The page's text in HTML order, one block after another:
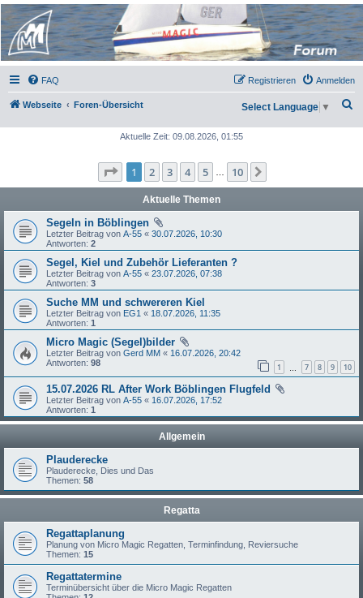
Micro Magic Forum
Deutschland
FAQ Anmelden
Registrieren
Webseite Foren-Übersicht Select Language ▼
Aktuelle Zeit: 09.08.2026, 01:55
Seite 1von 10
1 2 3 4 5 10
Aktuelle Themen
Segeln in Böblingen
Letzter Beitrag von A-55 « 30.07.2026, 10:30
Antworten: 2
Segel, Kiel und Zubehör Lieferanten ?
Letzter Beitrag von A-55 « 23.07.2026, 07:38
Antworten: 3
Suche MM und schwereren Kiel
Letzter Beitrag von EG1 « 18.07.2026, 11:35
Antworten: 1
Micro Magic (Segel)bilder
Letzter Beitrag von Gerd MM « 16.07.2026, 20:42
Antworten: 98 1 7 8 9 10
15.07.2026 RL After Work Böblingen Flugfeld
Letzter Beitrag von A-55 « 16.07.2026, 17:52
Antworten: 1
Allgemein
Plauderecke
Plauderecke, Dies und Das
Themen: 58
Regatta
Regattaplanung
Planung von Micro Magic Regatten, Terminfindung, Reviersuche
Themen: 15
Regattatermine
Terminübersicht über die Micro Magic Regatten